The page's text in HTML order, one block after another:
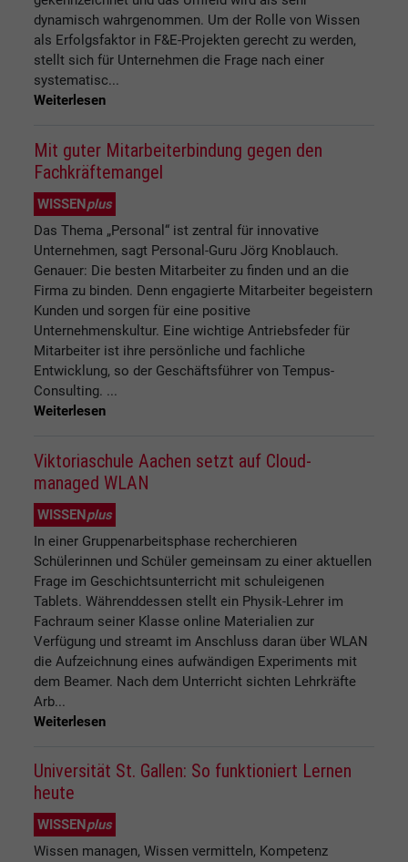
dynamisch wahrgenommen. Um der Rolle von Wissen
als Erfolgsfaktor in F&E-Projekten gerecht zu werden,
stellt sich für Unternehmen die Frage nach einer
systematisc...
Weiterlesen
Mit guter Mitarbeiterbindung gegen den
Fachkräftemangel
WISSENplus
Das Thema „Personal“ ist zentral für innovative
Unternehmen, sagt Personal-Guru Jörg Knoblauch.
Genauer: Die besten Mitarbeiter zu finden und an die
Firma zu binden. Denn engagierte Mitarbeiter begeistern
Kunden und sorgen für eine positive
Unternehmenskultur. Eine wichtige Antriebsfeder für
Mitarbeiter ist ihre persönliche und fachliche
Entwicklung, so der Geschäftsführer von Tempus-
Consulting. ...
Weiterlesen
Viktoriaschule Aachen setzt auf Cloud-
managed WLAN
WISSENplus
In einer Gruppenarbeitsphase recherchieren
Schülerinnen und Schüler gemeinsam zu einer aktuellen
Frage im Geschichtsunterricht mit schuleigenen
Tablets. Währenddessen stellt ein Physik-Lehrer im
Fachraum seiner Klasse online Materialien zur
Verfügung und streamt im Anschluss daran über WLAN
die Aufzeichnung eines aufwändigen Experiments mit
dem Beamer. Nach dem Unterricht sichten Lehrkräfte
Arb...
Weiterlesen
Universität St. Gallen: So funktioniert Lernen
heute
WISSEN plus
Wissen managen, Wissen vermitteln, Kompetenz